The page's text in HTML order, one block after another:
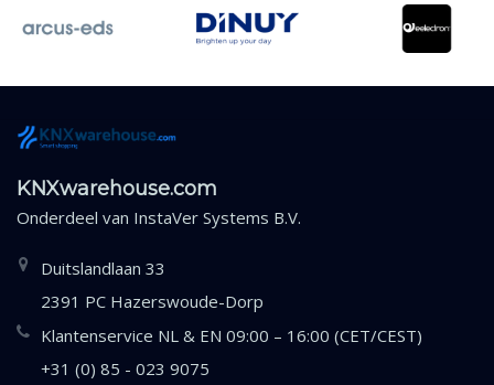
KNXwarehouse.com
Onderdeel van InstaVer Systems B.V.
Duitslandlaan 33
2391 PC Hazerswoude-Dorp
Klantenservice NL & EN 09:00 – 16:00 (CET/CEST)
+31 (0) 85 - 023 9075